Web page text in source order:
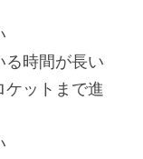
る時間が長い
ットまで進